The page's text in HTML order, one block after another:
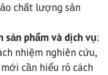
chất lượng sản
sản phẩm và dịch vụ:
nhiệm nghiên cứu,
cần hiểu rõ cách